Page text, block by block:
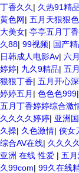
丁香久久 | 久热91精品
黄色网| 五月天狠狠色
大美女| 亭亭五月丁
久88| 99视频| 国产
日韩成人电影Av| 六
婷婷| 九久9精品| 五
狠狠丁香| 五月开心
婷婷五月 | 色色色999|
五月丁香婷婷综合激
久久久久婷婷| 亚洲
久操| 久色激情| 侠女
综合AV在线| 久久久
亚洲 在线 性爱 | 五
久99com| 99久在线